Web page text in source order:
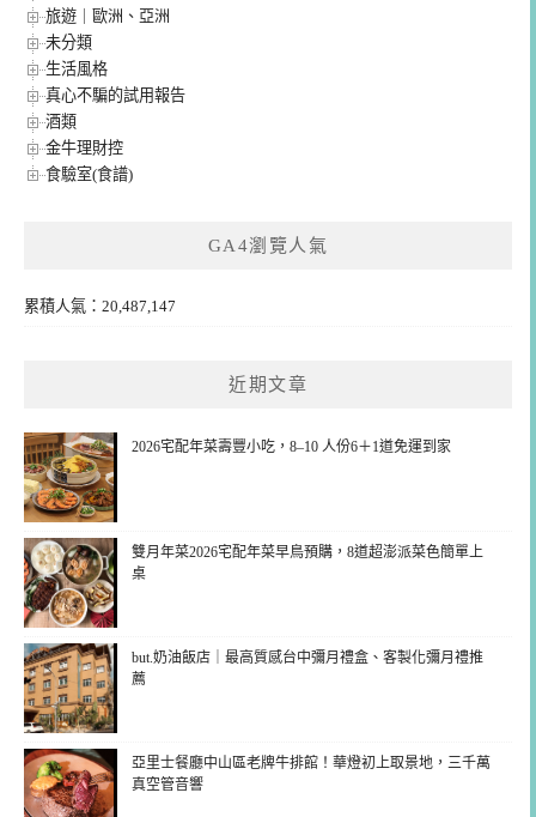
旅遊｜歐洲、亞洲
未分類
生活風格
真心不騙的試用報告
酒類
金牛理財控
食驗室(食譜)
GA4瀏覽人氣
累積人氣：20,487,147
近期文章
2026宅配年菜壽豐小吃，8–10 人份6＋1道免運到家
雙月年菜2026宅配年菜早鳥預購，8道超澎派菜色簡單上
桌
but.奶油飯店｜最高質感台中彌月禮盒、客製化彌月禮推
薦
亞里士餐廳中山區老牌牛排館！華燈初上取景地，三千萬
真空管音響